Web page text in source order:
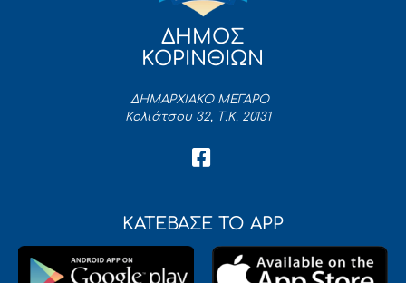
ΔΗΜΟΣ
ΚΟΡΙΝΘΙΩΝ
ΔΗΜΑΡΧΙΑΚΟ ΜΕΓΑΡΟ
Κολιάτσου 32, Τ.Κ. 20131
ΚΑΤΕΒΑΣΕ ΤΟ APP